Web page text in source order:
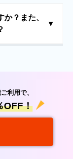
の広告掲載や、
は別途費用が発
？また、
利用で、
OFF！